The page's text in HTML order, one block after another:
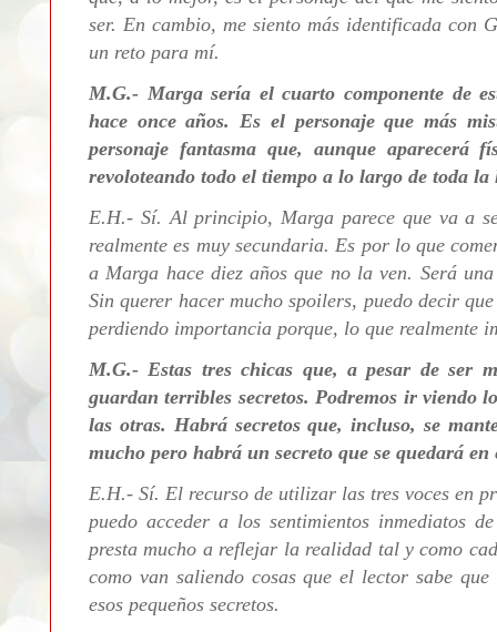
ser. En cambio, me siento más identificada
un reto para mí.
M.G.- Marga sería el cuarto componente de
hace once años. Es el personaje que más
personaje fantasma que, aunque aparecerá
revoloteando todo el tiempo a lo largo de toda
E.H.- Sí. Al principio, Marga parece que va a
realmente es muy secundaria. Es por lo que
a Marga hace diez años que no la ven. Será
Sin querer hacer mucho spoilers, puedo decir
perdiendo importancia porque, lo que realmente
M.G.- Estas tres chicas que, a pesar de ser
guardan terribles secretos. Podremos ir viendo
las otras. Habrá secretos que, incluso, se
mucho pero habrá un secreto que se quedará en
E.H.- Sí. El recurso de utilizar las tres voces en
puedo acceder a los sentimientos inmediatos
presta mucho a reflejar la realidad tal y como
como van saliendo cosas que el lector sabe
esos pequeños secretos.